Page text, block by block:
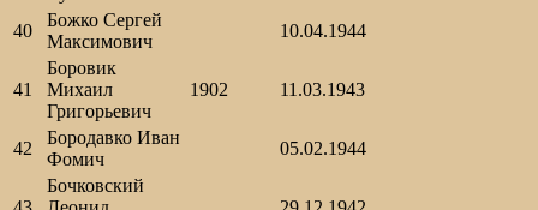
40
Божко Сергей
Максимович
10.04.1944
41
Боровик
Михаил
Григорьевич
1902 11.03.1943
42
Бородавко Иван
Фомич
05.02.1944
Бочковский